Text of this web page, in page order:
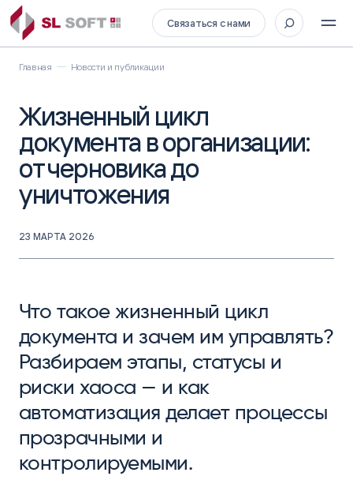
Связаться с нами
Главная Новости и публикации
Жизненный цикл
документа в организации:
от черновика до
уничтожения
23 МАРТА 2026
Что такое жизненный цикл
документа и зачем им управлять?
Разбираем этапы, статусы и
риски хаоса — и как
автоматизация делает процессы
прозрачными и
контролируемыми.